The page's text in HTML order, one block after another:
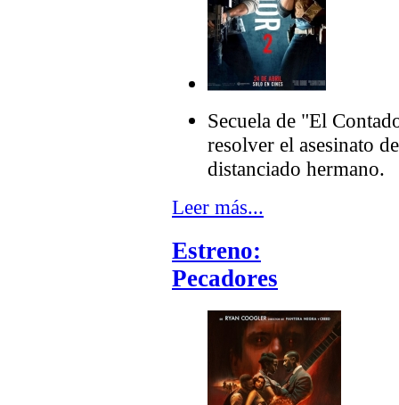
Secuela de "El
resolver el asesinato
distanciado hermano.
Leer más...
Estreno:
Pecadores